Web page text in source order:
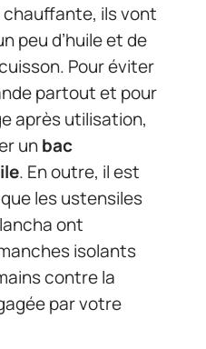
chauffante, ils vont
peu d’huile et de
Pour éviter
partout et pour
après utilisation,
unbac
. En outre, il est
les ustensiles
ont
isolants
contre la
par votre